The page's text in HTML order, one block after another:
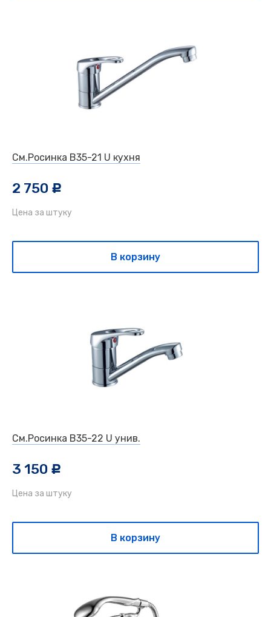
См.Росинка В35-21 U кухня
2 750 c
Цена за штуку
В корзину
См.Росинка В35-22 U унив.
3 150 c
Цена за штуку
В корзину